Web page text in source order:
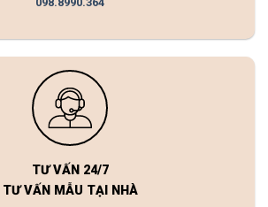
TƯ VẤN 24/7
TƯ VẤN MẪU TẠI NHÀ